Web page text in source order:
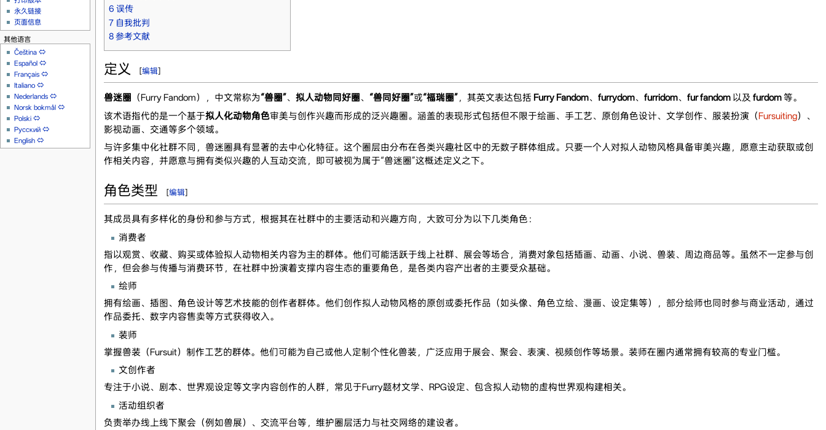
6 误传
7 自我批判
8 参考文献
定义 [编辑]
兽迷圈 （Furry Fandom），中文常称为“兽圈”、 拟人动物同好圈 、 “兽同好圈”或“福瑞圈”，其英文表达包括 Furry Fandom、 furrydom、 furridom、 fur fandom 以及 furdom等。
该术语指代的是一个基于拟人化动物角色审美与创作兴趣而形成的泛兴趣圈。涵盖的表现形式包括但不限于绘画、手工艺、原创角色设计、文学创作、服装扮演（Fursuiting）、
影视动画、交通等多个领域。
与许多集中化社群不同，兽迷圈具有显著的去中心化特征。这个圈层由分布在各类兴趣社区中的无数子群体组成。只要一个人对拟人动物风格具备审美兴趣，愿意主动获取或创
作相关内容，并愿意与拥有类似兴趣的人互动交流，即可被视为属于“兽迷圈”这概述定义之下。
角色类型 [编辑]
其成员具有多样化的身份和参与方式，根据其在社群中的主要活动和兴趣方向，大致可分为以下几类角色：
消费者
指以观赏、收藏、购买或体验拟人动物相关内容为主的群体。他们可能活跃于线上社群、展会等场合，消费对象包括插画、动画、小说、兽装、周边商品等。虽然不一定参与创
作，但会参与传播与消费环节，在社群中扮演着支撑内容生态的重要角色，是各类内容产出者的主要受众基础。
绘师
拥有绘画、插图、角色设计等艺术技能的创作者群体。他们创作拟人动物风格的原创或委托作品（如头像、角色立绘、漫画、设定集等），部分绘师也同时参与商业活动，通过
作品委托、数字内容售卖等方式获得收入。
装师
掌握兽装（Fursuit）制作工艺的群体。他们可能为自己或他人定制个性化兽装，广泛应用于展会、聚会、表演、视频创作等场景。装师在圈内通常拥有较高的专业门槛。
文创作者
专注于小说、剧本、世界观设定等文字内容创作的人群，常见于Furry题材文学、RPG设定、包含拟人动物的虚构世界观构建相关。
活动组织者
负责举办线上线下聚会（例如兽展）、交流平台等，维护圈层活力与社交网络的建设者。
永久链接
页面信息
其他语言
Čeština ⇔
Español ⇔
Français ⇔
Italiano ⇔
Nederlands ⇔
Norsk bokmål ⇔
Polski ⇔
Русский ⇔
English ⇔